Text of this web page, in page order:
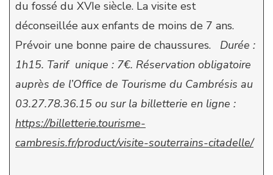
du fossé du XVIe siècle. La visite est
déconseillée aux enfants de moins de 7 ans.
Prévoir une bonne paire de chaussures. Durée :
1h15. Tarif unique : 7€. Réservation obligatoire
auprès de l’Office de Tourisme du Cambrésis au
03.27.78.36.15 ou sur la billetterie en ligne :
https://billetterie.tourisme-
cambresis.fr/product/visite-souterrains-citadelle/